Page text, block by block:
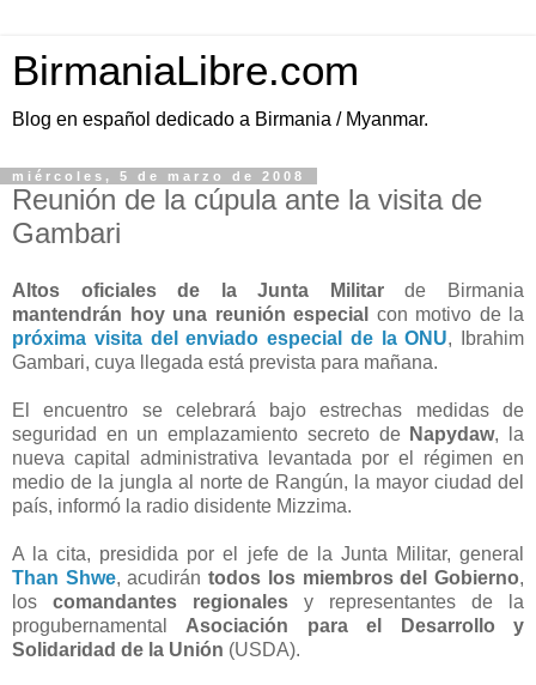
BirmaniaLibre.com
Blog en español dedicado a Birmania / Myanmar.
miércoles, 5 de marzo de 2008
Reunión de la cúpula ante la visita de
Gambari
Altos oficiales de la Junta Militarde Birmania
mantendrán hoy una reunión especial
con motivo de la
próxima visita del enviado especial de la ONU, Ibrahim
Gambari, cuya llegada está prevista para mañana.
El encuentro se celebrará bajo estrechas medidas de
seguridad en un emplazamiento secreto de Napydaw, la
nueva capital administrativa levantada por el régimen en
medio de la jungla al norte de Rangún, la mayor ciudad del
país, informó la radio disidente Mizzima.
A la cita, presidida por el jefe de la Junta Militar, general
Than Shwe, acudirántodos los miembros del Gobierno,
los comandantes regionales y representantes de la
progubernamental Asociación para el Desarrollo y
Solidaridad de la Unión (USDA).